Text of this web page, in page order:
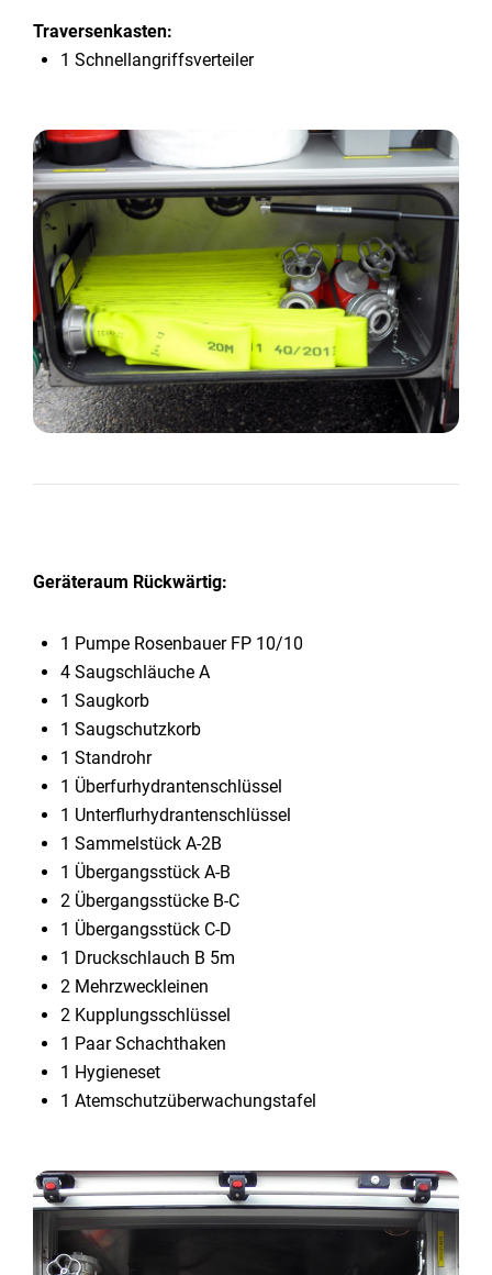
Traversenkasten:
1 Schnellangriffsverteiler
Geräteraum Rückwärtig:
1 Pumpe Rosenbauer FP 10/10
4 Saugschläuche A
1 Saugkorb
1 Saugschutzkorb
1 Standrohr
1 Überfurhydrantenschlüssel
1 Unterflurhydrantenschlüssel
1 Sammelstück A-2B
1 Übergangsstück A-B
2 Übergangsstücke B-C
1 Übergangsstück C-D
1 Druckschlauch B 5m
2 Mehrzweckleinen
2 Kupplungsschlüssel
1 Paar Schachthaken
1 Hygieneset
1 Atemschutzüberwachungstafel